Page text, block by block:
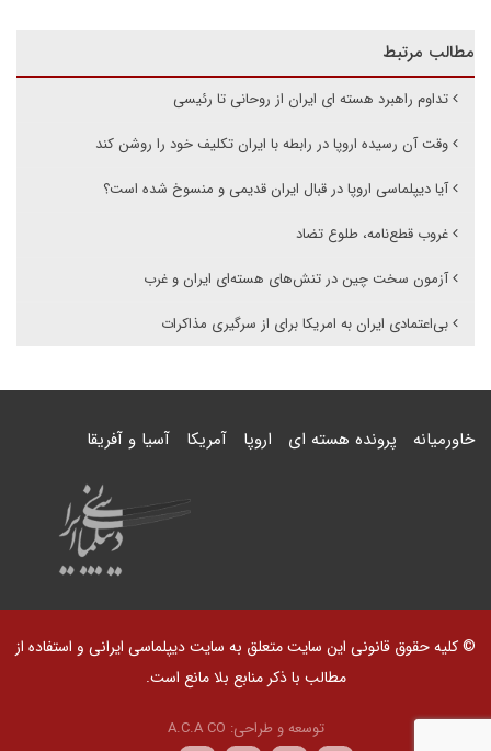
مطالب مرتبط
تداوم راهبرد هسته ای ایران از روحانی تا رئیسی
وقت آن رسیده اروپا در رابطه با ایران تکلیف خود را روشن کند
آیا دیپلماسی اروپا در قبال ایران قدیمی و منسوخ شده است؟
غروب قطع‌نامه، طلوع تضاد
آزمون سخت چین در تنش‌های هسته‌ای ایران و غرب
بی‌اعتمادی ایران به امریکا برای از سرگیری مذاکرات
خاورمیانه پرونده هسته ای اروپا آمریکا آسیا و آفریقا
© کلیه حقوق قانونی این سایت متعلق به سایت دیپلماسی ایرانی و استفاده از
مطالب با ذکر منابع بلا مانع است.
توسعه و طراحی: A.C.A CO